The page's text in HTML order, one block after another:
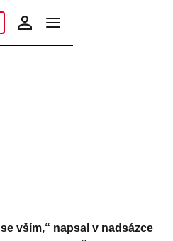
vším,“ napsal v nadsázce